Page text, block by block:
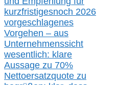
kurzfristigesnoch 2026
vorgeschlagenes
Vorgehen – aus
Unternehmenssicht
wesentlich: klare
Aussage zu 70%
Nettoersatzquote zu